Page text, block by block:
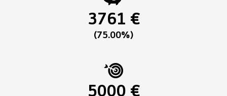
3761 €
(75.00%)
5000 €